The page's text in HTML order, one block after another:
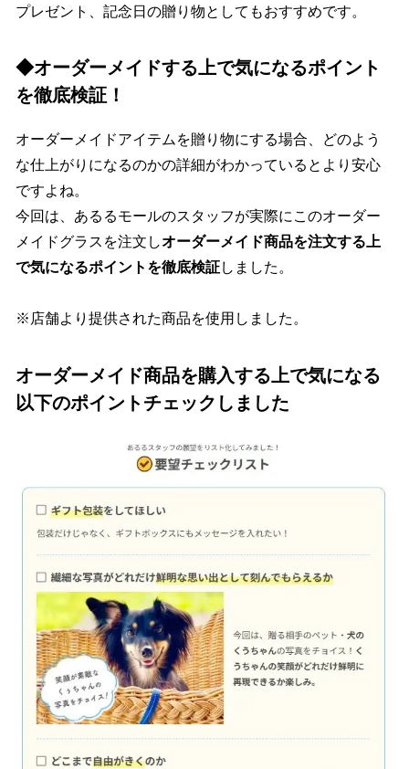
プレゼント、記念日の贈り物としてもおすすめです。
◆オーダーメイドする上で気になるポイント
を徹底検証！
オーダーメイドアイテムを贈り物にする場合、どのよう
な仕上がりになるのかの詳細がわかっているとより安心
ですよね。
今回は、あるるモールのスタッフが実際にこのオーダー
メイドグラスを注文しオーダーメイド商品を注文する上
で気になるポイントを徹底検証しました。
※店舗より提供された商品を使用しました。
オーダーメイド商品を購入する上で気になる
以下のポイントチェックしました